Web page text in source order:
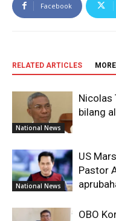
Facebook
RELATED ARTICLES
National News
Nicolas
bilang
National News
US
Pastor
OBO